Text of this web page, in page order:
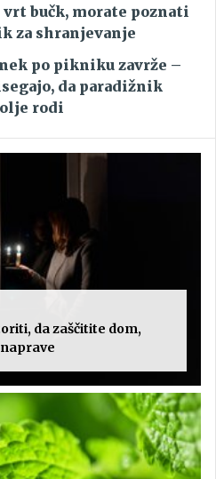
bučk, morate poznati
za shranjevanje
po pikniku zavrže –
da paradižnik
rodi
da zaščitite dom,